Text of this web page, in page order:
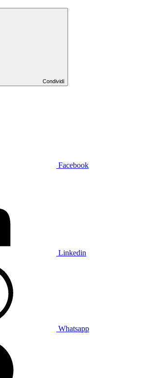
Condividi
Facebook
Linkedin
Whatsapp